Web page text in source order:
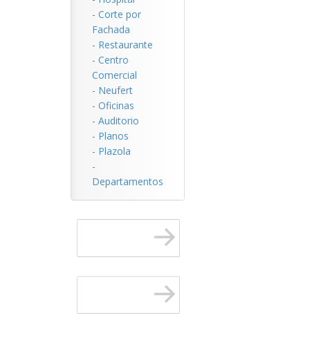
- Corte por
Fachada
- Restaurante
- Centro
Comercial
- Neufert
- Oficinas
- Auditorio
- Planos
- Plazola
-
Departamentos